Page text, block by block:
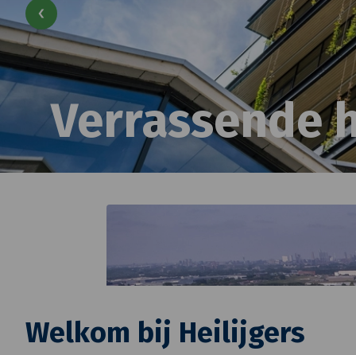
Verrassende
Welkom bij Heilijgers